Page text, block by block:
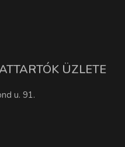
ÜZLETE
u. 91.